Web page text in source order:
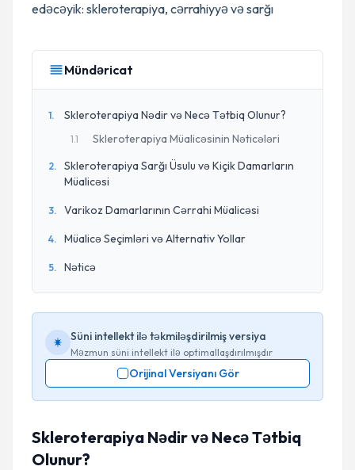
edəcəyik: skleroterapiya, cərrahiyyə və sarğı
Mündəricat
1. Skleroterapiya Nədir və Necə Tətbiq Olunur?
1.1 Skleroterapiya Müalicəsinin Nəticələri
2.
Skleroterapiya Sarğı Üsulu və Kiçik Damarların
Müalicəsi
3. Varikoz Damarlarının Cərrahi Müalicəsi
4. Müalicə Seçimləri və Alternativ Yollar
5. Nəticə
Süni intellekt ilə təkmiləşdirilmiş versiya
Məzmun süni intellekt ilə optimallaşdırılmışdır
Orijinal Versiyanı Gör
Skleroterapiya Nədir və Necə Tətbiq
Olunur?